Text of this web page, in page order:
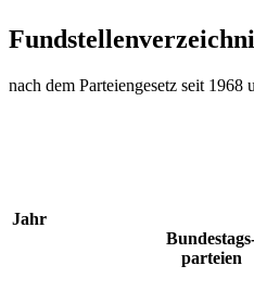
nach dem Parteiengesetz seit
Jahr
parteien